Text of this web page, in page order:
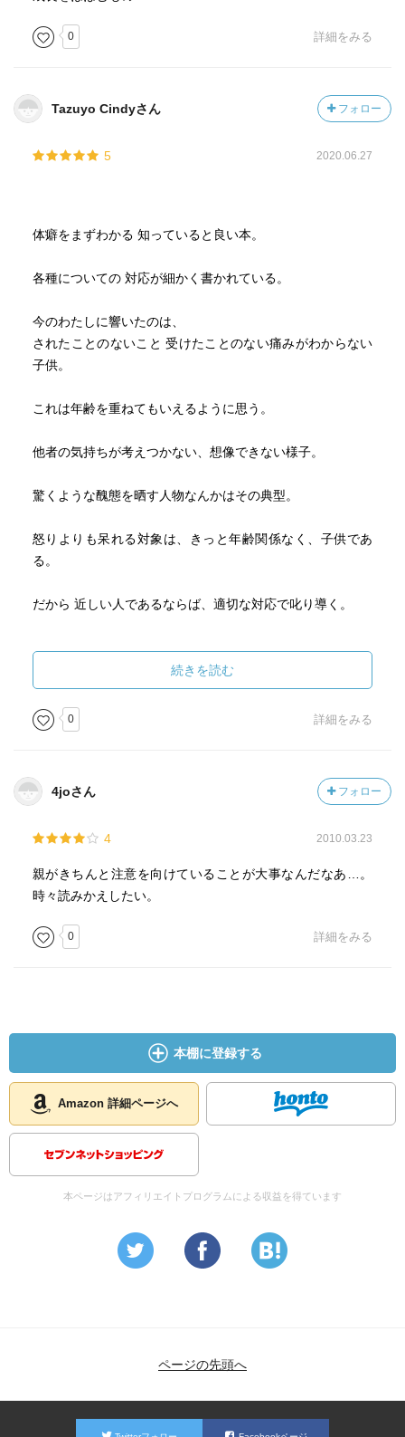
0 詳細をみる
Tazuyo Cindyさん フォロー
5 2020.06.27
体癖をまずわかる 知っていると良い本。
各種についての 対応が細かく書かれている。
今のわたしに響いたのは、
されたことのないこと 受けたことのない痛みがわからない
子供。
これは年齢を重ねてもいえるように思う。
他者の気持ちが考えつかない、想像できない様子。
驚くような醜態を晒す人物なんかはその典型。
怒りよりも呆れる対象は、きっと年齢関係なく、子供であ
る。
だから 近しい人であるならば、適切な対応で叱り導く。
叱るときは ドンピシャで苦しめず。体癖別 これは陰陽五行
タイプでもあるが、
褒め方も 相当大事。
とにかく野口先生の言葉の語り口が わかりやすい。
今の世なら すぐに差別だとか 大騒ぎになる言い回しが さり
続きを読む
0 詳細をみる
4joさん フォロー
4 2010.03.23
親がきちんと注意を向けていることが大事なんだなあ…。
時々読みかえしたい。
0 詳細をみる
本棚に登録する
Amazon 詳細ページへ
本ページはアフィリエイトプログラムによる収益を得ています
ページの先頭へ